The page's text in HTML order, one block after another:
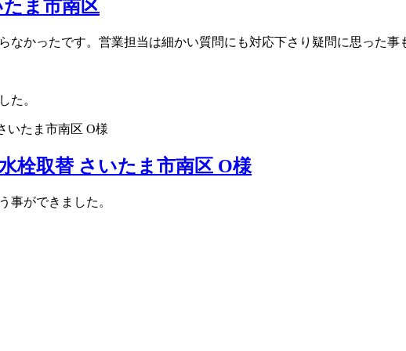
ま市南区
かったです。営業担当は細かい質問にも対応下さり疑問に思った事
た。
栓取替 さいたま市南区 O様
事ができました。